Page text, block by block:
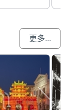
更多...